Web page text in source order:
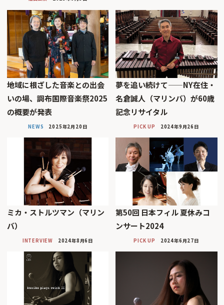
地域に根ざした音楽との出会
いの場、調布国際音楽祭2025
の概要が発表
NEWS 2025年2月20日
夢を追い続けて——NY在住・
名倉誠人（マリンバ）が60歳
記念リサイタル
PICK UP 2024年9月26日
ミカ・ストルツマン（マリン
バ）
INTERVIEW 2024年8月6日
第50回 日本フィル 夏休みコ
ンサート2024
PICK UP 2024年6月27日